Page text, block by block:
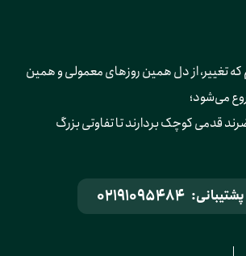
باور رسیده‌ایم که تغییر، از دل همین روزهای معمولی و همین
قدمی کوچک بردارند تا تفاوتی بزرگ
پشتیبانی: 02191095484